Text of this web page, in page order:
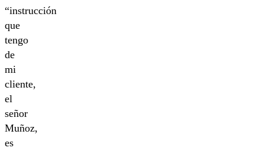
“instrucción
que
tengo
de
mi
cliente,
el
señor
Muñoz,
es